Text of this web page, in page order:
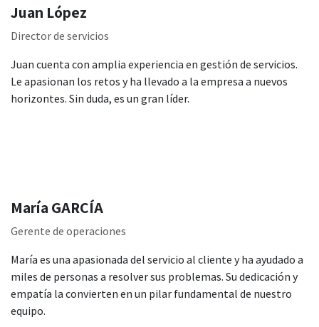
Juan López
Director de servicios
Juan cuenta con amplia experiencia en gestión de servicios.
Le apasionan los retos y ha llevado a la empresa a nuevos
horizontes. Sin duda, es un gran líder.
María GARCÍA
Gerente de operaciones
María es una apasionada del servicio al cliente y ha ayudado a
miles de personas a resolver sus problemas. Su dedicación y
empatía la convierten en un pilar fundamental de nuestro
equipo.